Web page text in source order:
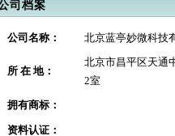
司档案
公司名称： 北京蓝亭妙微科技
所 在 地：
北京市昌平区天通
2室
拥有商标：
资料认证：